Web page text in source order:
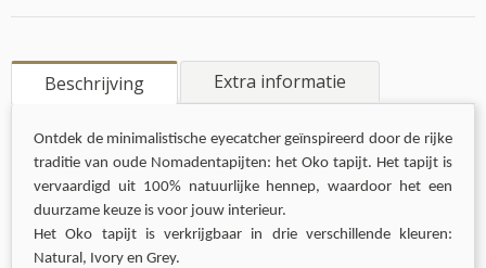
Beschrijving Extra informatie
Ontdek de minimalistische eyecatcher geïnspireerd door de rijke
traditie van oude Nomadentapijten: het Oko tapijt. Het tapijt is
vervaardigd uit 100% natuurlijke hennep, waardoor het een
duurzame keuze is voor jouw interieur.
Het Oko tapijt is verkrijgbaar in drie verschillende kleuren:
Natural, Ivory en Grey.